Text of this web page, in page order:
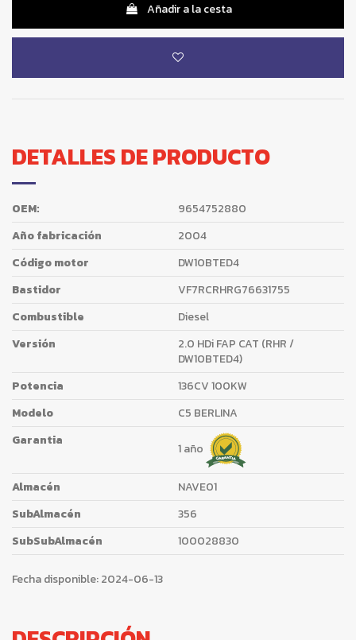
Añadir a la cesta
DETALLES DE PRODUCTO
OEM:
9654752880
Año fabricación
2004
Código motor
DW10BTED4
Bastidor
VF7RCRHRG76631755
Combustible
Diesel
Versión
2.0 HDi FAP CAT (RHR /
DW10BTED4)
Potencia
136CV 100KW
Modelo
C5 BERLINA
Garantia
1 año
Almacén
NAVE01
SubAlmacén
356
SubSubAlmacén
100028830
Fecha disponible:2024-06-13